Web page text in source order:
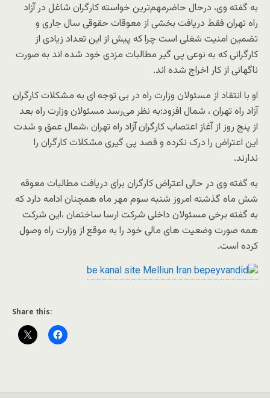
به گفته وی، درحال حاضرمهم‌ترین خواسته کارگران شاغل در آزاد
راه تهران فقط دریافت بخشی از معوقات حقوقی سال جاری و
تضمین امنیت شغلی است چرا که پیش از این تعداد زیادی از
کارگرانی که به نوعی پی گیر مطالبات مزدی خود شده اند به صورت
ناگهانی از کار اخراج شده اند.
او با انتقاد از مسئولان وزارت راه در بی توجه ای به مشکلات کارگران
آزاد راه تهران ، شمال افزود:به نظر می‌رسد مسئولان وزارت راه بعد
از پنج روز از آغاز اعتصاب کارگران آزاد راه تهران ،شمال عمق و شدت
این اعتراض را درک نکرده‌ و قصد پی گیری مشکلات کارگران را
ندارند.
به گفته وی در حالی اعتراض کارگران برای دریافت مطالبات معوقه
شش ماه گذشته امروز شنبه سوم مهر ماه همچنان ادامه دارد که
به گفته برخی مسئولان داخلی شرکت ارسا ساختمان ،این شرکت
همه صورت وضعیت های مالی خود را به موقع از وزارت راه وصول
کرده است.
Share this: